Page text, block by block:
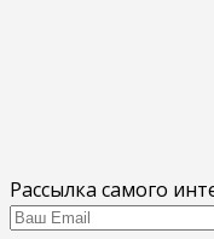
Рассылка самого